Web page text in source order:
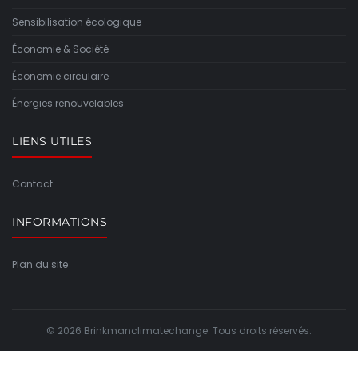
Sensibilisation écologique
Économie & Société
Économie circulaire
Énergies renouvelables
LIENS UTILES
Contact
INFORMATIONS
Plan du site
© 2026 Brinkmanclimatechange. Tous droits réservés.